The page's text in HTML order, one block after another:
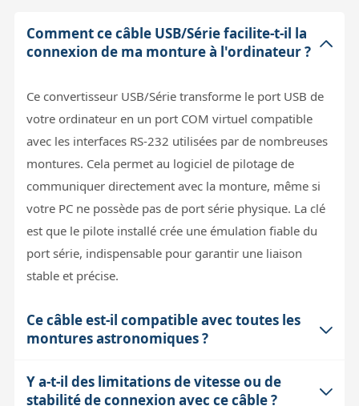
Comment ce câble USB/Série facilite-t-il la
connexion de ma monture à l'ordinateur ?
Ce convertisseur USB/Série transforme le port USB de
votre ordinateur en un port COM virtuel compatible
avec les interfaces RS-232 utilisées par de nombreuses
montures. Cela permet au logiciel de pilotage de
communiquer directement avec la monture, même si
votre PC ne possède pas de port série physique. La clé
est que le pilote installé crée une émulation fiable du
port série, indispensable pour garantir une liaison
stable et précise.
Ce câble est-il compatible avec toutes les
montures astronomiques ?
La compatibilité dépend avant tout du type de port
Y a-t-il des limitations de vitesse ou de
stabilité de connexion avec ce câble ?